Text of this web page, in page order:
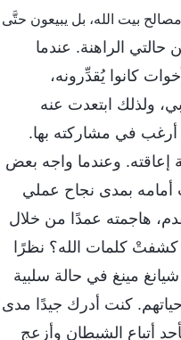
بيت الله، بل يبيعون حتَّى
حالتي الراهنة. عندما
كانوا يُقدِّرونه،
ولذلك ابتعدت عنه
أرغب في مشاركته بها.
إعاقته. وعندما واجه بعض
أمامه بمدى نجاح عملي
هاجمته عمدًا من خلال
كلمات الله؟ نظرًا
مينغ في حالة سلبية
كنت أدرك جيدًا مدى
أتباع الشيطان وأزعج